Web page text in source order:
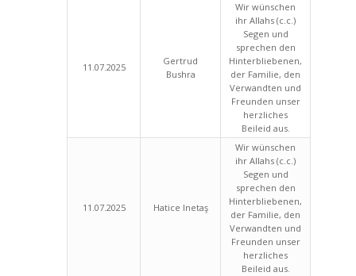
11.07.2025
Gertrud
Bushra
Wir wünschen
ihr Allahs (c.c.)
Segen und
sprechen den
Hinterbliebenen,
der Familie, den
Verwandten und
Freunden unser
herzliches
Beileid aus.
11.07.2025 Hatice Inetaş
Wir wünschen
ihr Allahs (c.c.)
Segen und
sprechen den
Hinterbliebenen,
der Familie, den
Verwandten und
Freunden unser
herzliches
Beileid aus.